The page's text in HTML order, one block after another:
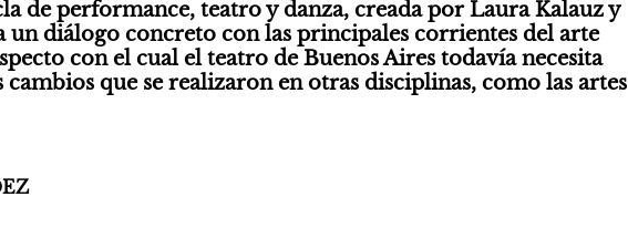
de performance, teatro y danza, creada por Laura Kalauz y
un diálogo concreto con las principales corrientes del arte
con el cual el teatro de Buenos Aires todavía necesita
que se realizaron en otras disciplinas, como las artes